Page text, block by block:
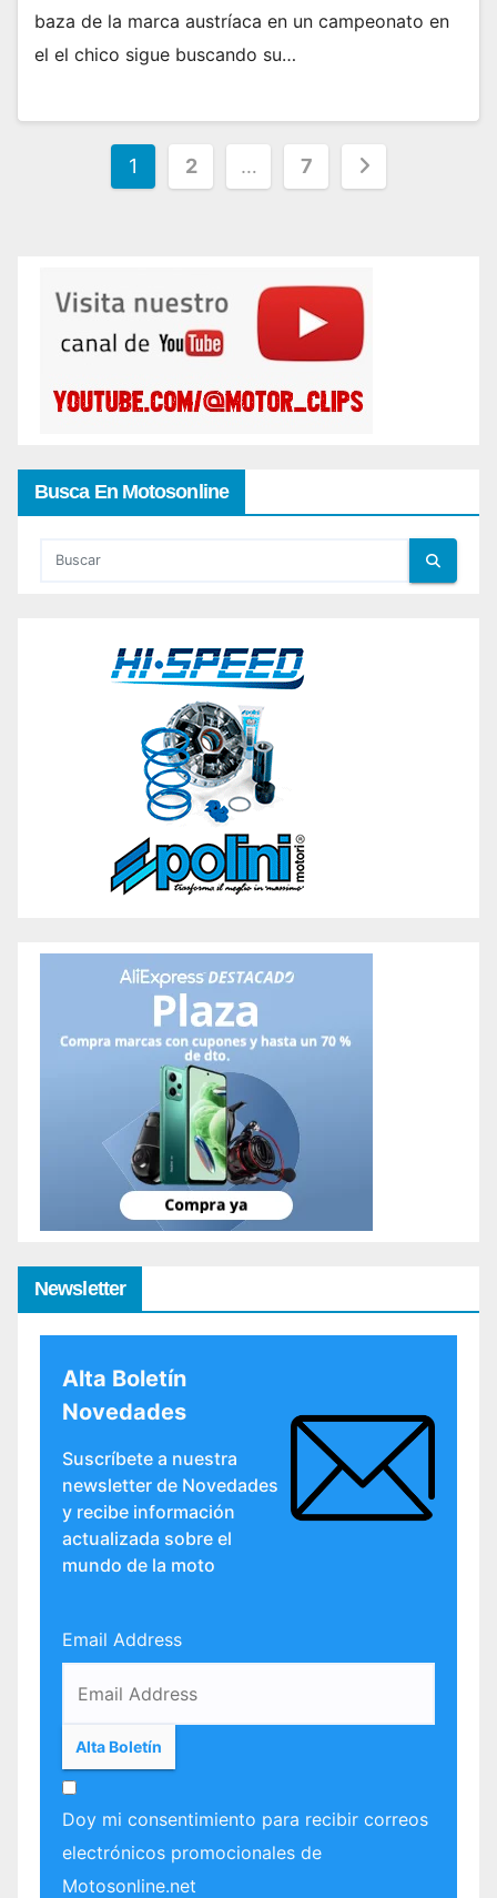
baza de la marca austríaca en un campeonato en
el el chico sigue buscando su…
Paginación
1 2 … 7
Busca En Motosonline
Newsletter
Alta Boletín
Novedades
Suscríbete a nuestra
newsletter de Novedades
y recibe información
actualizada sobre el
mundo de la moto
Email Address
Doy mi consentimiento para recibir correos
electrónicos promocionales de
Motosonline.net